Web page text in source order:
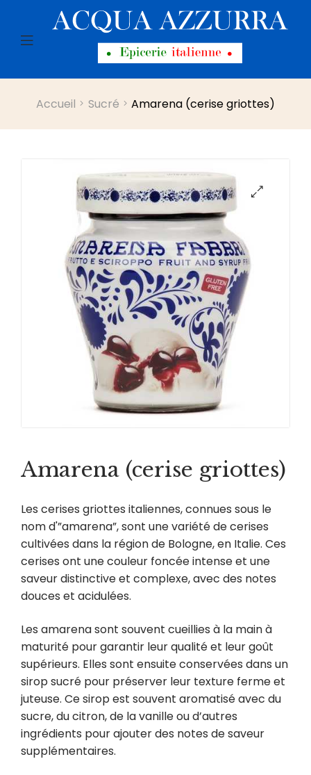
Menu
Accueil Sucré Amarena (cerise griottes)
Amarena (cerise griottes)
Les cerises griottes italiennes, connues sous le
nom d'”amarena”, sont une variété de cerises
cultivées dans la région de Bologne, en Italie. Ces
cerises ont une couleur foncée intense et une
saveur distinctive et complexe, avec des notes
douces et acidulées.
Les amarena sont souvent cueillies à la main à
maturité pour garantir leur qualité et leur goût
supérieurs. Elles sont ensuite conservées dans un
sirop sucré pour préserver leur texture ferme et
juteuse. Ce sirop est souvent aromatisé avec du
sucre, du citron, de la vanille ou d’autres
ingrédients pour ajouter des notes de saveur
supplémentaires.